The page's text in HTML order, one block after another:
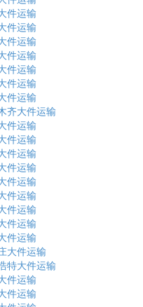
件运输
件运输
件运输
件运输
件运输
件运输
件运输
齐大件运输
件运输
件运输
件运输
件运输
件运输
件运输
件运输
件运输
件运输
大件运输
特大件运输
件运输
件运输